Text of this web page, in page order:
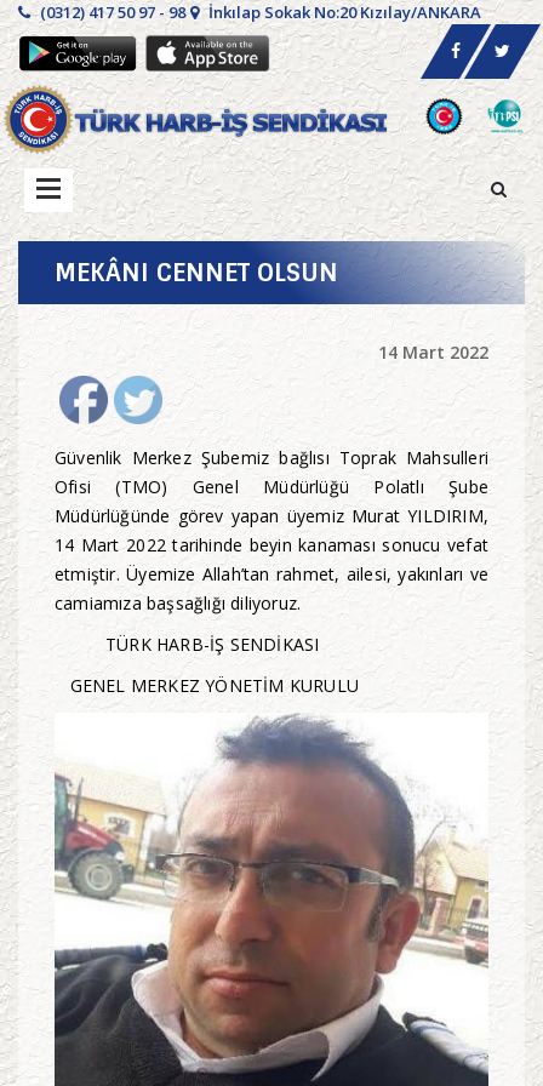
(0312) 417 50 97 - 98 İnkılap Sokak No:20 Kızılay/ANKARA
MEKÂNI CENNET OLSUN
14 Mart 2022
Güvenlik Merkez Şubemiz bağlısı Toprak Mahsulleri
Ofisi (TMO) Genel Müdürlüğü Polatlı Şube
Müdürlüğünde görev yapan üyemiz Murat YILDIRIM,
14 Mart 2022 tarihinde beyin kanaması sonucu vefat
etmiştir. Üyemize Allah’tan rahmet, ailesi, yakınları ve
camiamıza başsağlığı diliyoruz.
TÜRK HARB-İŞ SENDİKASI
GENEL MERKEZ YÖNETİM KURULU